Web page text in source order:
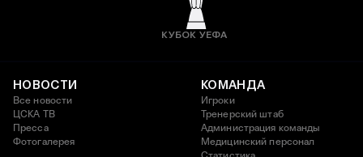
КУБОК УЕФА
НОВОСТИ
Все новости
ЦСКА ТВ
Пресса
Фотогалерея
КОМАНДА
Игроки
Тренерский штаб
Администрация команды
Медицинский персонал